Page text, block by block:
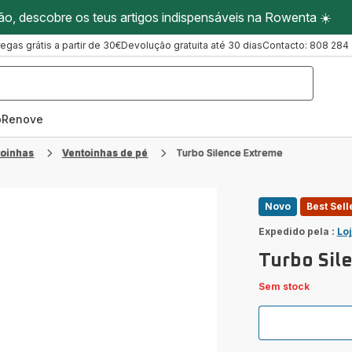
descobre os teus artigos indispensáveis na Rowenta ☀️
grátis a partir de 30€Devolução gratuita até 30 diasContacto: 808 284
Ventoinhas de pé Turbo Silence Extreme
Novo Best
Expedido pela :
Turbo
Sem stock